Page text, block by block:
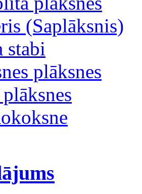
(Saplāksnis)
stabi
plāksnes